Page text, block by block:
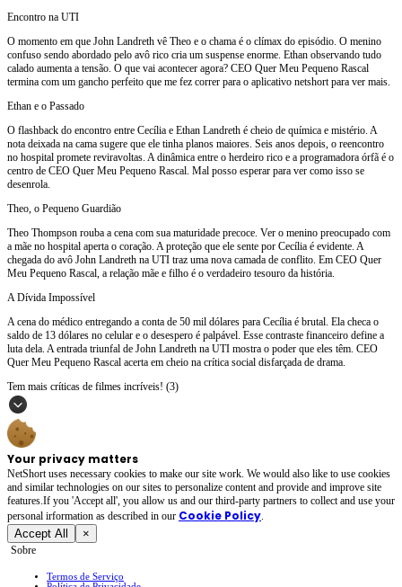
Encontro na UTI
O momento em que John Landreth vê Theo e o chama é o clímax do episódio. O menino
confuso sendo abordado pelo avô rico cria um suspense enorme. Ethan observando tudo
calado aumenta a tensão. O que vai acontecer agora? CEO Quer Meu Pequeno Rascal
termina com um gancho perfeito que me fez correr para o aplicativo netshort para ver mais.
Ethan e o Passado
O flashback do encontro entre Cecília e Ethan Landreth é cheio de química e mistério. A
nota deixada na cama sugere que ele tinha planos maiores. Seis anos depois, o reencontro
no hospital promete reviravoltas. A dinâmica entre o herdeiro rico e a programadora órfã é o
centro de CEO Quer Meu Pequeno Rascal. Mal posso esperar para ver como isso se
desenrola.
Theo, o Pequeno Guardião
Theo Thompson rouba a cena com sua maturidade precoce. Ver o menino preocupado com
a mãe no hospital aperta o coração. A proteção que ele sente por Cecília é evidente. A
chegada do avô John Landreth na UTI traz uma nova camada de conflito. Em CEO Quer
Meu Pequeno Rascal, a relação mãe e filho é o verdadeiro tesouro da história.
A Dívida Impossível
A cena do médico entregando a conta de 50 mil dólares para Cecília é brutal. Ela checa o
saldo de 13 dólares no celular e o desespero é palpável. Esse contraste financeiro define a
luta dela. A entrada triunfal de John Landreth na UTI mostra o poder que eles têm. CEO
Quer Meu Pequeno Rascal acerta em cheio na crítica social disfarçada de drama.
Tem mais críticas de filmes incríveis! (3)
Your privacy matters
NetShort uses necessary cookies to make our site work. We would also like to use cookies
and similar technologies on our sites to personalize content and provide and improve site
features.If you 'Accept all', you allow us and our third-party partners to collect and use your
personal irformation as described in our Cookie Policy.
Accept All ×
Sobre
Termos de Serviço